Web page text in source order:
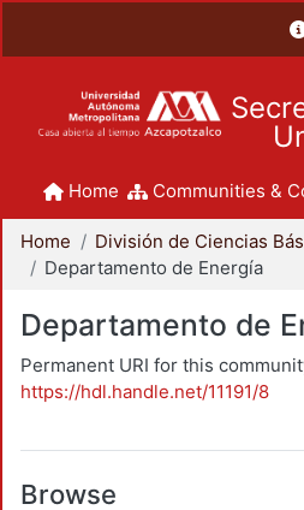
Home Communities &
Home
Departamento de Energía
Departamento de
Permanent URI for this
https://hdl.handle.net/11191/8
Browse